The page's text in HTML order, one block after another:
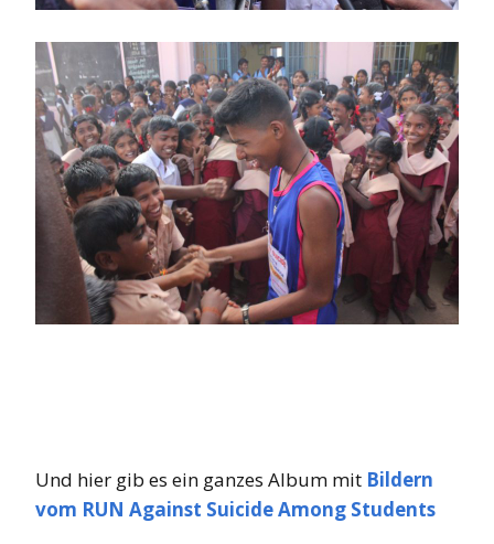
Und hier gib es ein ganzes Album mit Bildern
vom RUN Against Suicide Among Students